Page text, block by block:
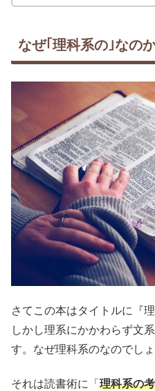
なぜ｢理科系の｣なの
さてこの本はタイトルに『
しかし理系にかかわらず文
す。なぜ理科系のなのでしょ
それは読書術に「 理科系の